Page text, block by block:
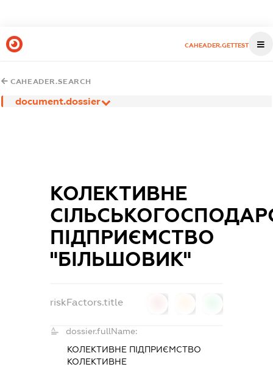
CAHEADER.GETTEST
CAHEADER.SEARCH
document.dossier
КОЛЕКТИВНЕ
ПІДПРИЄМСТВО
"БІЛЬШОВИК"
riskFactors.title
dossier.fullName:
КОЛЕКТИВНЕ ПІДПРИЄМСТВО
КОЛЕКТИВНЕ